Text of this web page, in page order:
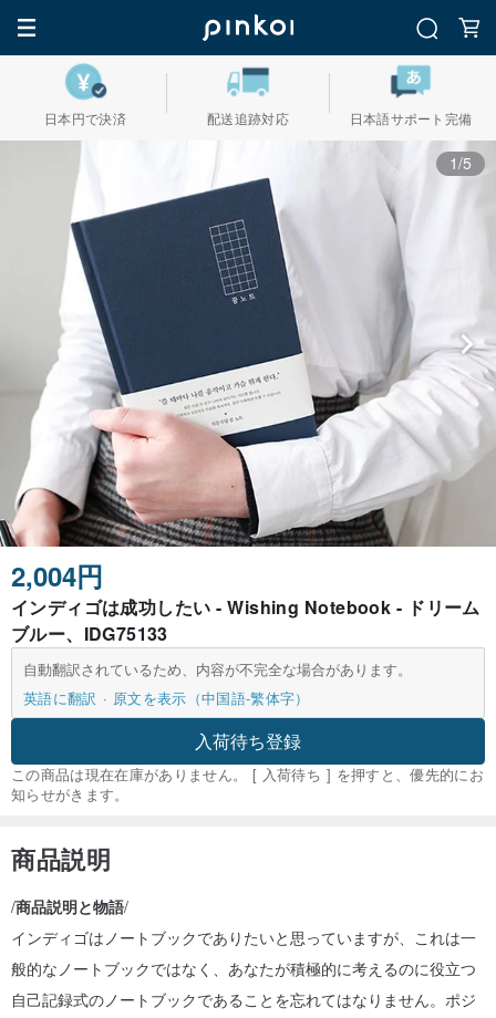
日本円で決済 配送追跡対応 日本語サポート完備
1/5
2,004円
インディゴは成功したい - Wishing Notebook - ドリーム
ブルー、IDG75133
自動翻訳されているため、内容が不完全な場合があります。
英語に翻訳
原文を表示（中国語-繁体字）
入荷待ち登録
この商品は現在在庫がありません。 [ 入荷待ち ] を押すと、優先的にお
知らせがきます。
商品説明
/商品説明と物語/
インディゴはノートブックでありたいと思っていますが、これは一
般的なノートブックではなく、あなたが積極的に考えるのに役立つ
自己記録式のノートブックであることを忘れてはなりません。ポジ